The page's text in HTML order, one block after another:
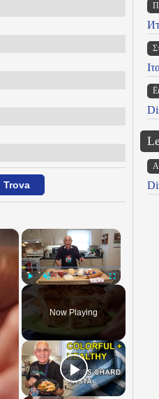
×
Fullscreen
Now Playing
×